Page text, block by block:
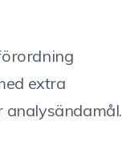
extra
analysändamål.